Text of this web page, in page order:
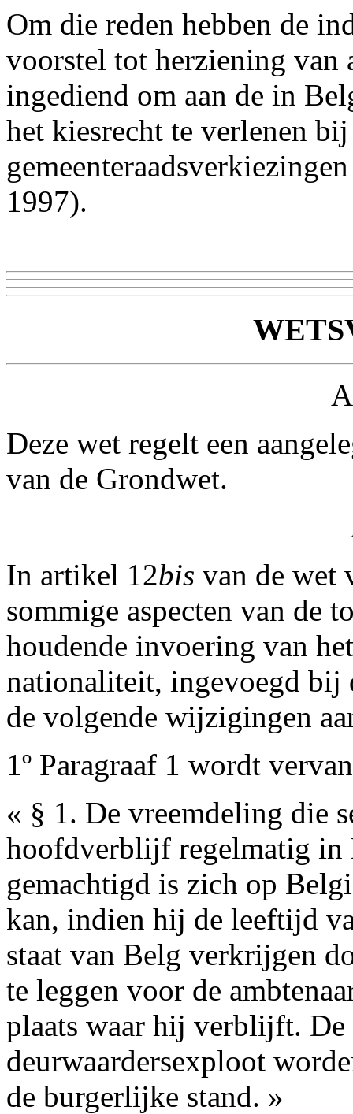
Om die reden hebben de
voorstel tot herziening van
ingediend om aan de in
het kiesrecht te verlenen
1997).
Deze wet regelt een
van de Grondwet.
In artikel 12bis van de wet
sommige aspecten van de
houdende invoering van
nationaliteit, ingevoegd bij
de volgende wijzigingen
1º Paragraaf 1 wordt
« § 1. De vreemdeling die
hoofdverblijf regelmatig in
gemachtigd is zich op
kan, indien hij de leeftijd
staat van Belg verkrijgen
te leggen voor de
plaats waar hij verblijft.
deurwaardersexploot
de burgerlijke stand. »